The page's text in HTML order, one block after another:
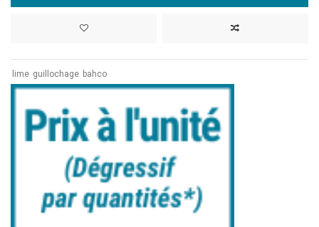
lime guillochage bahco